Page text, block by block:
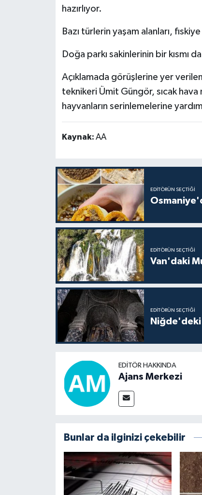
hazırlıyor.
Bazı türlerin yaşam alanları,
Doğa parkı sakinlerinin bir kısmı
Açıklamada görüşlerine yer
teknikeri Ümit Güngör, sıcak
hayvanların serinlemelerine
Kaynak: AA
EDITÖRÜN SEÇTIĞI
EDITÖRÜN SEÇTIĞI
Van'daki
EDITÖRÜN SEÇTIĞI
Niğde'deki
EDITÖR HAKKINDA
Ajans Merkezi
Bunlar da ilginizi çekebilir